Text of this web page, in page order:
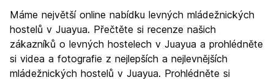
Kultura
Noční život
7.0
Hodnota za peníze
Máme největší online nabídku levných mládežnických
hostelů v Juayua. Přečtěte si recenze našich
zákazníků o levných hostelech v Juayua a prohlédněte
si videa a fotografie z nejlepších a nejlevnějších
mládežnických hostelů v Juayua. Prohlédněte si